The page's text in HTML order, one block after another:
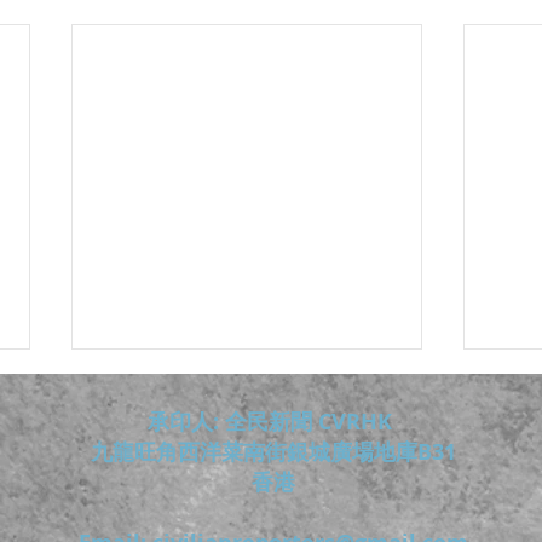
承印人: 全民新聞 CVRHK
九龍旺角西洋菜南街銀城廣場地庫B31
香港